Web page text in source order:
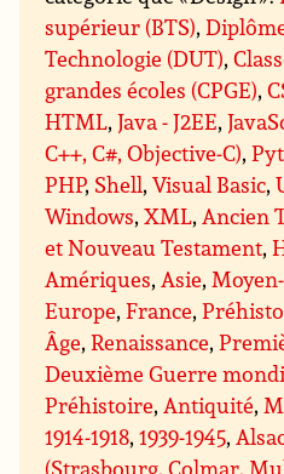
supérieur (BTS),
Technologie (DUT),
grandes écoles (CPGE),
HTML,Java - J2EE,
C++, C#, Objective-C),
PHP, Shell,Visual Basic,
Windows,XML, Ancien
et Nouveau Testament,
Amériques, Asie,
Europe,France,
Âge,Renaissance,
Deuxième Guerre
Préhistoire, Antiquité,
1914-1918,1939-1945,
(Strasbourg, Colmar,